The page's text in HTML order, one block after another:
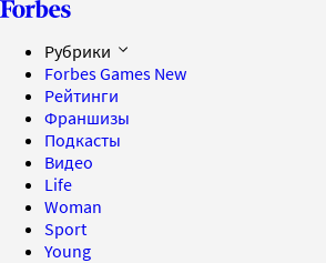
Рубрики
Forbes Games New
Рейтинги
Франшизы
Подкасты
Видео
Life
Woman
Sport
Young